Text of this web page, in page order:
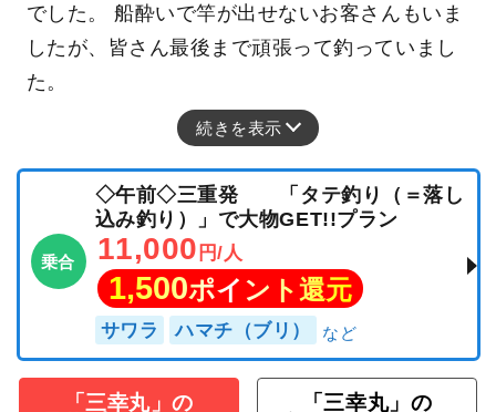
でした。 船酔いで竿が出せないお客さんもいま
したが、皆さん最後まで頑張って釣っていまし
た。
続きを表示
乗合
◇午前◇三重発 「タテ釣り（＝落し
込み釣り）」で大物GET!!プラン
11,000 円/人
1,500ポイント還元
サワラ ハマチ（ブリ）
「三幸丸」の
「三幸丸」の